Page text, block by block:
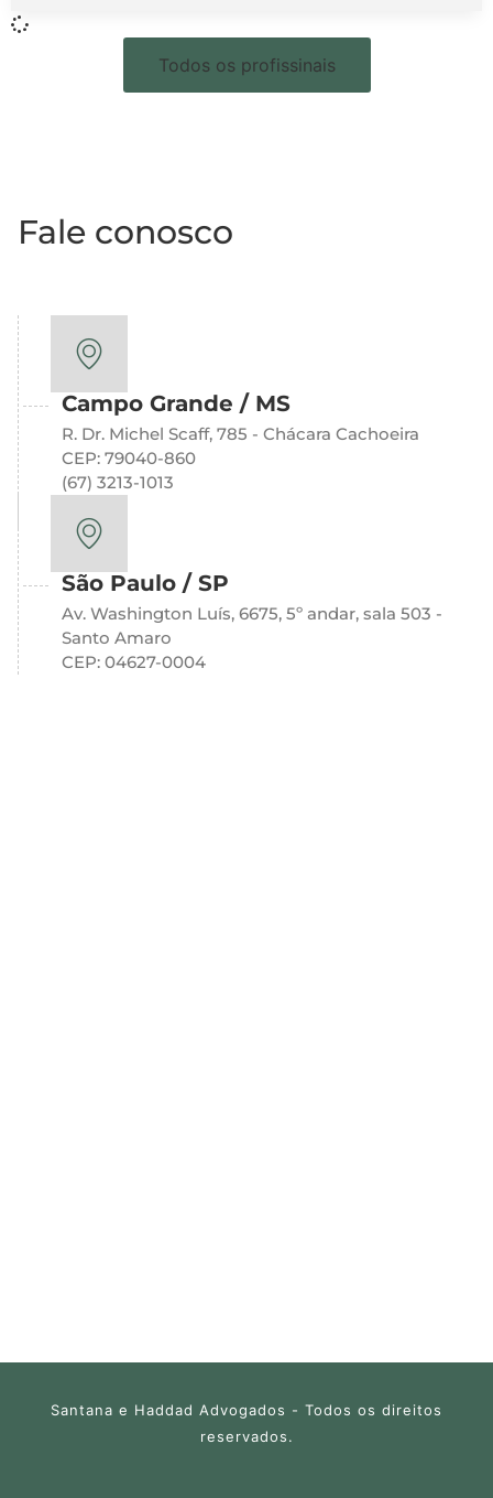
Todos os profissinais
Fale conosco
Campo Grande / MS
R. Dr. Michel Scaff, 785 - Chácara Cachoeira
CEP: 79040-860
(67) 3213-1013
São Paulo / SP
Av. Washington Luís, 6675, 5º andar, sala 503 -
Santo Amaro
CEP: 04627-0004
Santana e Haddad Advogados - Todos os direitos
reservados.